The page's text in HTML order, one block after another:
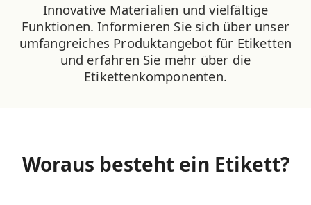
Innovative Materialien und vielfältige
Funktionen. Informieren Sie sich über unser
umfangreiches Produktangebot für Etiketten
und erfahren Sie mehr über die
Etikettenkomponenten.
Woraus besteht ein Etikett?